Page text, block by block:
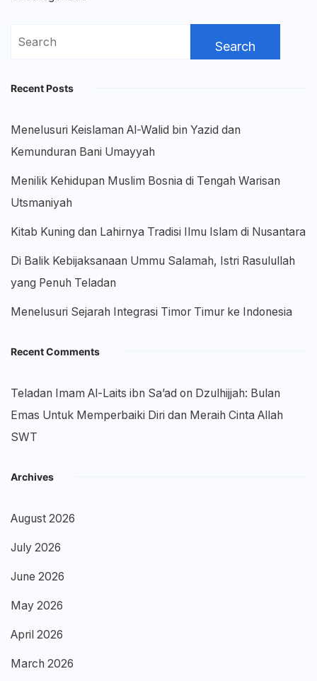
Search
Recent Posts
Menelusuri Keislaman Al-Walid bin Yazid dan
Kemunduran Bani Umayyah
Menilik Kehidupan Muslim Bosnia di Tengah Warisan
Utsmaniyah
Kitab Kuning dan Lahirnya Tradisi Ilmu Islam di Nusantara
Di Balik Kebijaksanaan Ummu Salamah, Istri Rasulullah
yang Penuh Teladan
Menelusuri Sejarah Integrasi Timor Timur ke Indonesia
Recent Comments
Teladan Imam Al-Laits ibn Sa’ad on Dzulhijjah: Bulan
Emas Untuk Memperbaiki Diri dan Meraih Cinta Allah
SWT
Archives
August 2026
July 2026
June 2026
May 2026
April 2026
March 2026